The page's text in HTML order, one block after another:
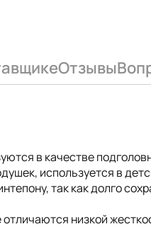
Отзывы
в качестве
используется в
так как долго
низкой